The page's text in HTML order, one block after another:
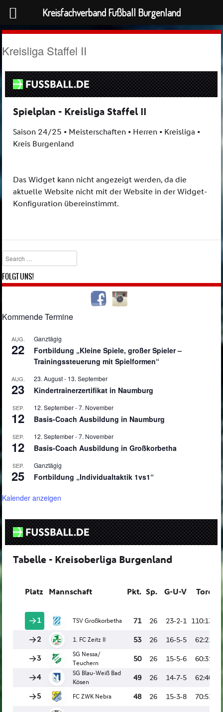
Kreisliga Staffel II
Search
FOLGT UNS!
Kommende Termine
AUG.
22
Ganztägig
Fortbildung „Kleine Spiele, großer Spieler –
Trainingssteuerung mit Spielformen“
AUG.
23
23. August- 13. September
Kindertrainerzertifikat in Naumburg
SEP.
12
12. September-7. November
Basis-Coach Ausbildung in Naumburg
SEP.
12
12. September-7. November
Basis-Coach Ausbildung in Großkorbetha
SEP.
25
Ganztägig
Fortbildung „Individualtaktik 1vs1“
Kalender anzeigen
Kreisfachverband Fußball Burgenland